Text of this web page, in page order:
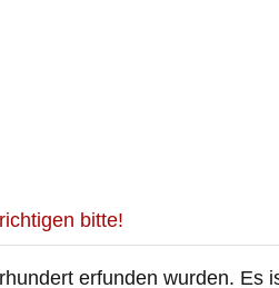
bitte!
erfunden wurden. Es